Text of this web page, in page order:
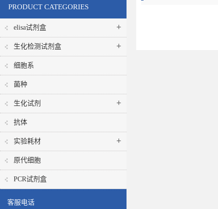
PRODUCT CATEGORIES
elisa试剂盒 +
生化检测试剂盒 +
细胞系
菌种
生化试剂 +
抗体
实验耗材 +
原代细胞
PCR试剂盒
客服电话